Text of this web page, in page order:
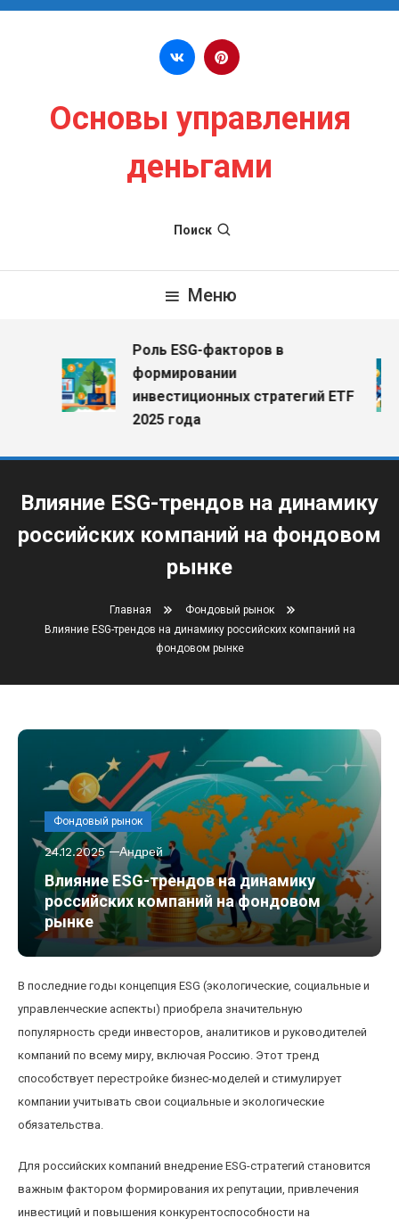
Перейти к содержимому
Основы управления
деньгами
Поиск
Меню
Роль ESG-факторов в
формировании
инвестиционных стратегий ETF
2025 года
Влияние ESG-трендов на динамику
российских компаний на фондовом
рынке
Главная
Фондовый рынок
Влияние ESG-трендов на динамику российских компаний на
фондовом рынке
Фондовый рынок
24.12.2025 Андрей
Влияние ESG-трендов на динамику
российских компаний на фондовом
рынке
В последние годы концепция ESG (экологические, социальные и
управленческие аспекты) приобрела значительную
популярность среди инвесторов, аналитиков и руководителей
компаний по всему миру, включая Россию. Этот тренд
способствует перестройке бизнес-моделей и стимулирует
компании учитывать свои социальные и экологические
обязательства.
Для российских компаний внедрение ESG-стратегий становится
важным фактором формирования их репутации, привлечения
инвестиций и повышения конкурентоспособности на